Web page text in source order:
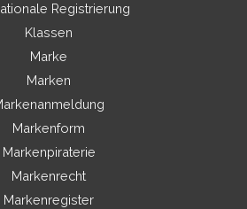
Registrierung
Klassen
Marke
Marken
Markenform
Markenpiraterie
Markenrecht
Markenregister